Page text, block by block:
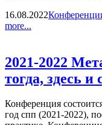
16.08.2022
more...
2021-2022
тогда, здесь и
Конференция
год спп (2021-2022),